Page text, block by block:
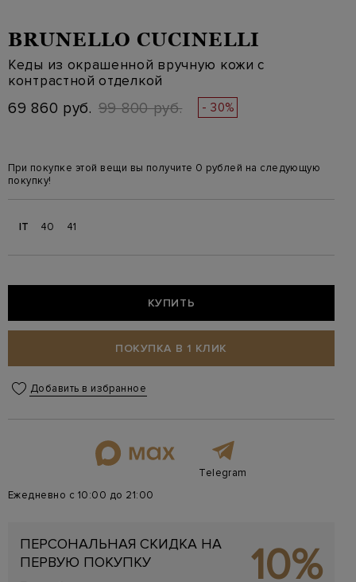
BRUNELLO CUCINELLI
Кеды из окрашенной вручную кожи с
контрастной отделкой
69 860 руб. 99 800 руб. - 30%
При покупке этой вещи вы получите 0 рублей на следующую
покупку!
IT 40 41
КУПИТЬ
ПОКУПКА В 1 КЛИК
Добавить в избранное
Telegram
Ежедневно с 10:00 до 21:00
ПЕРСОНАЛЬНАЯ СКИДКА НА
ПЕРВУЮ ПОКУПКУ
10%